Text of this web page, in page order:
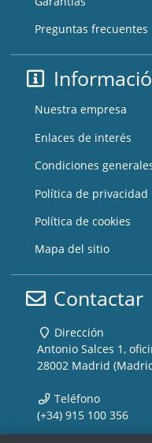
Preguntas frecuentes
Nuestra empresa
Enlaces de interés
Condiciones
Política de privacidad
Política de cookies
Mapa del sitio
Contactar
Dirección
Antonio Salces 1,
28002 Madrid
Teléfono
(+34) 915 100 356